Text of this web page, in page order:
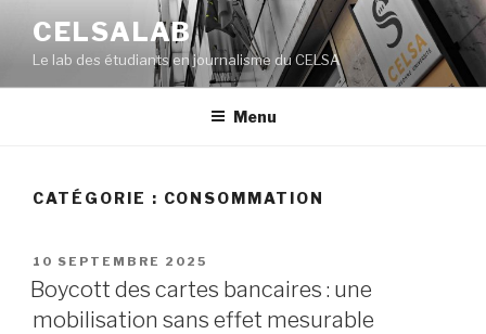
contenu
principal
CELSALAB
Le lab des étudiants en journalisme du CELSA
Menu
CATÉGORIE : CONSOMMATION
PUBLIÉ
LE
10 SEPTEMBRE 2025
Boycott des cartes bancaires : une
mobilisation sans effet mesurable